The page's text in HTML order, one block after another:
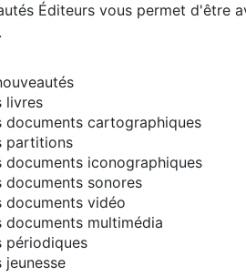
Éditeurs vous permet d'être
livres
documents cartographiques
partitions
documents iconographiques
documents sonores
documents vidéo
documents multimédia
périodiques
jeunesse